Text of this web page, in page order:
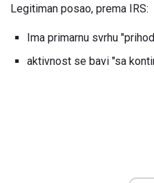
Legitiman posao, prema IRS:
Ima primarnu svrhu
aktivnost se bavi "sa